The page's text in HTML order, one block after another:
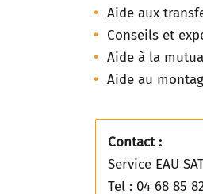
Aide aux
Conseils et
Aide à la
Aide au
Contact :
Service EAU
Tel : 04 68 85